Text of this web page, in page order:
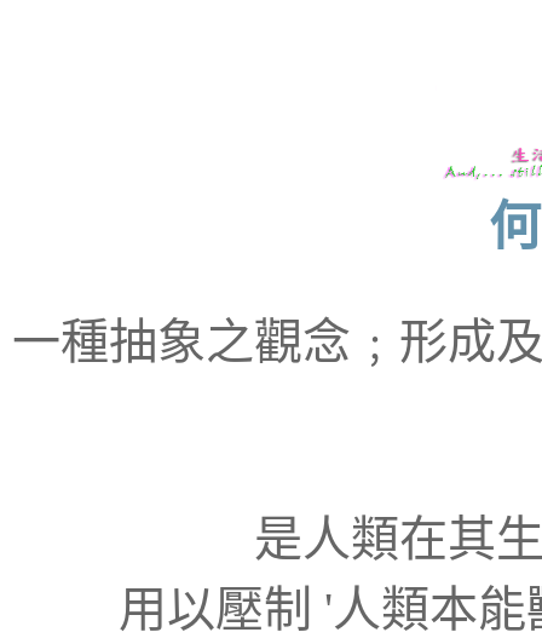
一種抽象之觀念﹔形成
是人類在其
用以壓制 '人類本